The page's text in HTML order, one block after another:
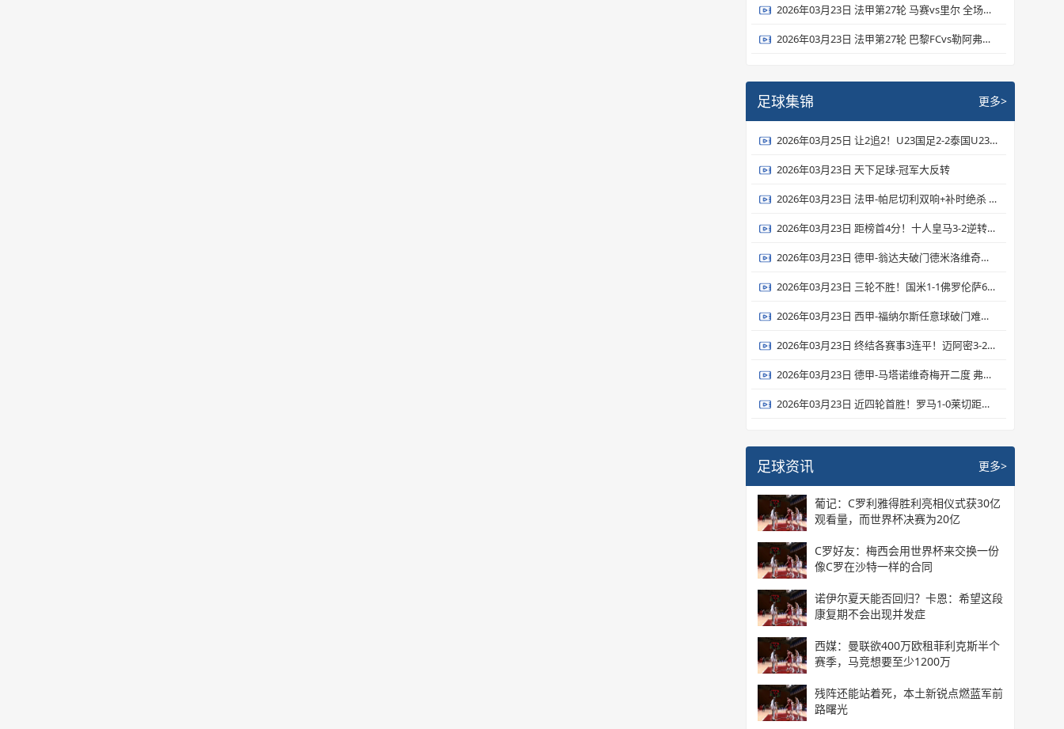
2026年03月23日 法甲第27轮 马赛vs里尔 全场录像
2026年03月23日 法甲第27轮 巴黎FCvs勒阿弗尔 全场录像
足球集锦 更多>
2026年03月25日 让2追2！U23国足2-2泰国U23 向余望李新翔破门 鲍世蒙送礼+助攻
2026年03月23日 天下足球-冠军大反转
2026年03月23日 法甲-帕尼切利双响+补时绝杀 斯特拉斯堡3-2逆转斯特拉斯堡
2026年03月23日 距榜首4分！十人皇马3-2逆转马竞 维尼修斯双响巴尔韦德破门+直红
2026年03月23日 德甲-翁达夫破门德米洛维奇建功 德米洛维奇客场5-2奥格斯堡
2026年03月23日 三轮不胜！国米1-1佛罗伦萨6分领跑 皮奥40秒闪击巴雷拉进球被吹
2026年03月23日 西甲-福纳尔斯任意球破门难救主 贝蒂斯客场1-2毕尔巴鄂
2026年03月23日 终结各赛事3连平！迈阿密3-2纽约城 梅西任意球破门+两度中框
2026年03月23日 德甲-马塔诺维奇梅开二度 弗赖堡2-1逆转圣保利
2026年03月23日 近四轮首胜！罗马1-0莱切距前四3分 19岁瓦斯制胜埃尔莫索献助攻
足球资讯 更多>
葡记：C罗利雅得胜利亮相仪式获30亿
观看量，而世界杯决赛为20亿
C罗好友：梅西会用世界杯来交换一份
像C罗在沙特一样的合同
诺伊尔夏天能否回归？卡恩：希望这段
康复期不会出现并发症
西媒：曼联欲400万欧租菲利克斯半个
赛季，马竞想要至少1200万
残阵还能站着死，本土新锐点燃蓝军前
路曙光